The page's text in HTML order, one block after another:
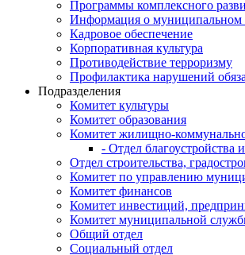
Программы комплексного
Информация о муниципальном
Кадровое обеспечение
Корпоративная культура
Противодействие терроризму
Профилактика нарушений
Подразделения
Комитет культуры
Комитет образования
Комитет жилищно-
- Отдел благоустройства
Отдел строительства,
Комитет по управлению
Комитет финансов
Комитет инвестиций,
Комитет муниципальной
Общий отдел
Социальный отдел